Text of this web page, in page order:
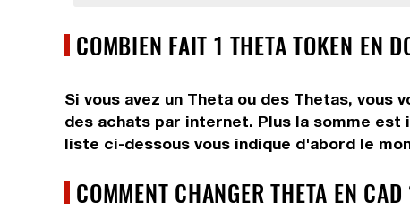
COMBIEN FAIT 1 THETA TOKEN EN
Si vous avez un Theta ou des Thetas,
des achats par internet. Plus la somme
liste ci-dessous vous indique d'abord le
COMMENT CHANGER THETA EN